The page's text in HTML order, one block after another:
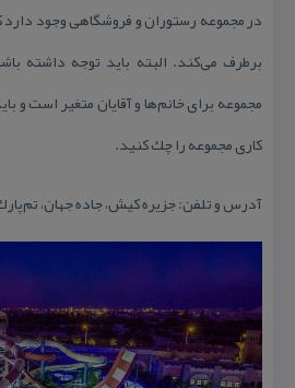
در مجموعه رستوران و فروشگاهی وجود دارد
برطرف می‌كند. البته باید توجه داشته
مجموعه برای خانم‌‌ها و آقایان متغیر است و
كاری مجموعه را چك كنید.
آدرس و تلفن: جزیره كیش، جاده جهان،